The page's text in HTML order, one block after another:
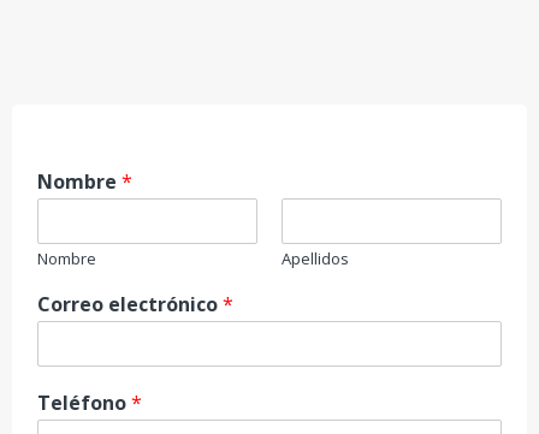
Nombre *
Nombre Apellidos
Correo electrónico*
Teléfono*